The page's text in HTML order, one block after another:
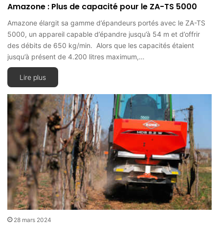
Amazone : Plus de capacité pour le ZA-TS 5000
Amazone élargit sa gamme d’épandeurs portés avec le ZA-TS
5000, un appareil capable d’épandre jusqu’à 54 m et d’offrir
des débits de 650 kg/min. Alors que les capacités étaient
jusqu’à présent de 4.200 litres maximum,…
Lire plus
28 mars 2024